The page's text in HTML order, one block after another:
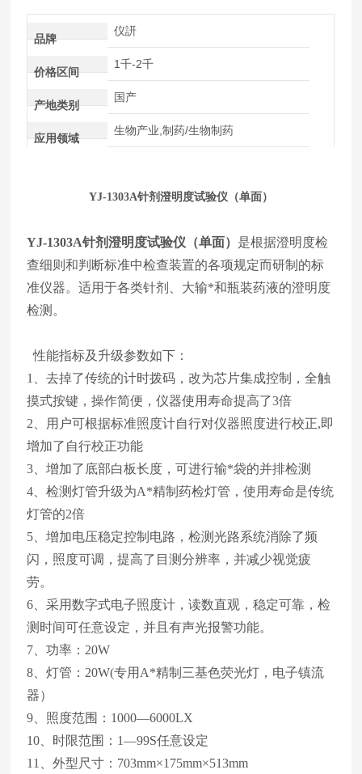
品牌
仪訮
价格区间
1千-2千
产地类别
国产
应用领域
生物产业,制药/生物制药
YJ-1303A针剂澄明度试验仪（单面）
YJ-1303A针剂澄明度试验仪（单面） 是根据澄明度检
查细则和判断标准中检查装置的各项规定而研制的标
准仪器。适用于各类针剂、大输*和瓶装药液的澄明度
检测。
性能指标及升级参数如下：
1、去掉了传统的计时拨码，改为芯片集成控制，全触
摸式按键，操作简便，仪器使用寿命提高了3倍
2、用户可根据标准照度计自行对仪器照度进行校正,即
增加了自行校正功能
3、增加了底部白板长度，可进行输*袋的并排检测
4、检测灯管升级为A*精制药检灯管，使用寿命是传统
灯管的2倍
5、增加电压稳定控制电路，检测光路系统消除了频
闪，照度可调，提高了目测分辨率，并减少视觉疲
劳。
6、采用数字式电子照度计，读数直观，稳定可靠，检
测时间可任意设定，并且有声光报警功能。
7、功率：20W
8、灯管：20W(专用A*精制三基色荧光灯，电子镇流
器）
9、照度范围：1000—6000LX
10、时限范围：1—99S任意设定
11、外型尺寸：703mm×175mm×513mm